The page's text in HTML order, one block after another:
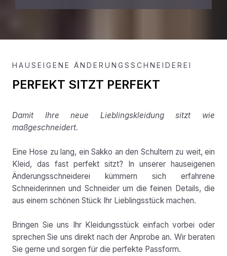
HAUSEIGENE ÄNDERUNGSSCHNEIDEREI
PERFEKT SITZT PERFEKT
Damit Ihre neue Lieblingskleidung sitzt wie
maßgeschneidert.
Eine Hose zu lang, ein Sakko an den Schultern zu weit, ein
Kleid, das fast perfekt sitzt? In unserer hauseigenen
Änderungsschneiderei kümmern sich erfahrene
Schneiderinnen und Schneider um die feinen Details, die
aus einem schönen Stück Ihr Lieblingsstück machen.
Bringen Sie uns Ihr Kleidungsstück einfach vorbei oder
sprechen Sie uns direkt nach der Anprobe an. Wir beraten
Sie gerne und sorgen für die perfekte Passform.